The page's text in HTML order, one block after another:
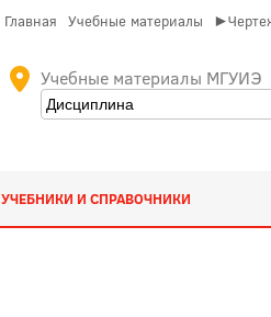
Главная Учебные материалы
Учебные материалы МГУИЭ
УЧЕБНИКИ И СПРАВОЧНИКИ